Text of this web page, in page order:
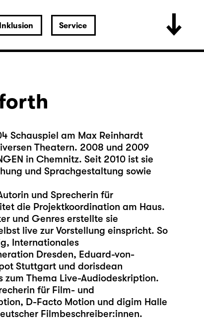
Inklusion Service
Schauspiel am Max Reinhardt
Theatern. 2008 und 2009
in Chemnitz. Seit 2010 ist sie
und Sprachgestaltung sowie
und Sprecherin für
die Projektkoordination am Haus.
und Genres erstellte sie
live zur Vorstellung einspricht. So
Internationales
Dresden, Eduard-von-
Stuttgart und dorisdean
zum Thema Live-Audiodeskription.
für Film- und
D-Facto Motion und digim Halle
Filmbeschreiber:innen.